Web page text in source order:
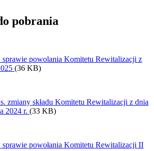
pobrania
sprawie powolania Komitetu Rewitalizacji z
(36 KB)
zmiany składu Komitetu Rewitalizacji z dnia
2024 r. (33 KB)
sprawie powołania Komitetu Rewitalizacji II